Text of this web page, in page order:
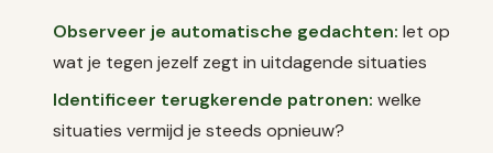
Observeer je automatische gedachten: let op
wat je tegen jezelf zegt in uitdagende situaties
Identificeer terugkerende patronen: welke
situaties vermijd je steeds opnieuw?